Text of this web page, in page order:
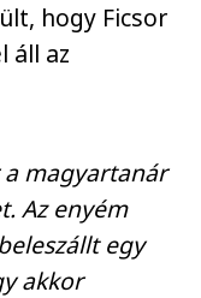
hogy Ficsor
áll az
magyartanár
Az enyém
egy
akkor